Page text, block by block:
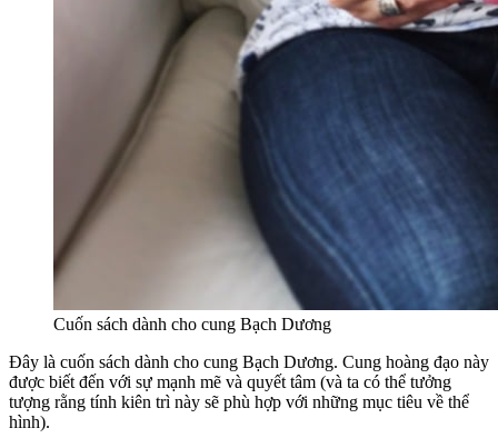
Cuốn sách dành cho cung Bạch Dương
Đây là cuốn sách dành cho cung Bạch Dương. Cung hoàng đạo này
được biết đến với sự mạnh mẽ và quyết tâm (và ta có thể tưởng
tượng rằng tính kiên trì này sẽ phù hợp với những mục tiêu về thể
hình).